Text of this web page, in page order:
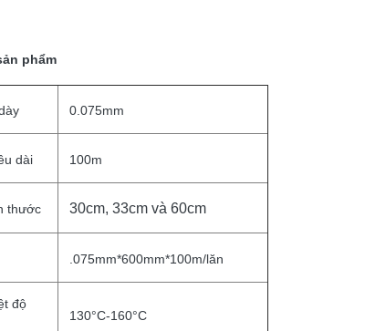
phẩm
0.075mm
dài 100m
thước 30cm, 33cm và 60cm
.075mm*600mm*100m/lăn
độ
130°C-160°C